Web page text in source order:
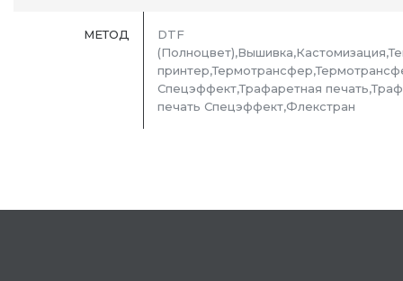
МЕТОД
DTF
Спецэффект,Трафаретная
печать Спецэффект,Флекстран